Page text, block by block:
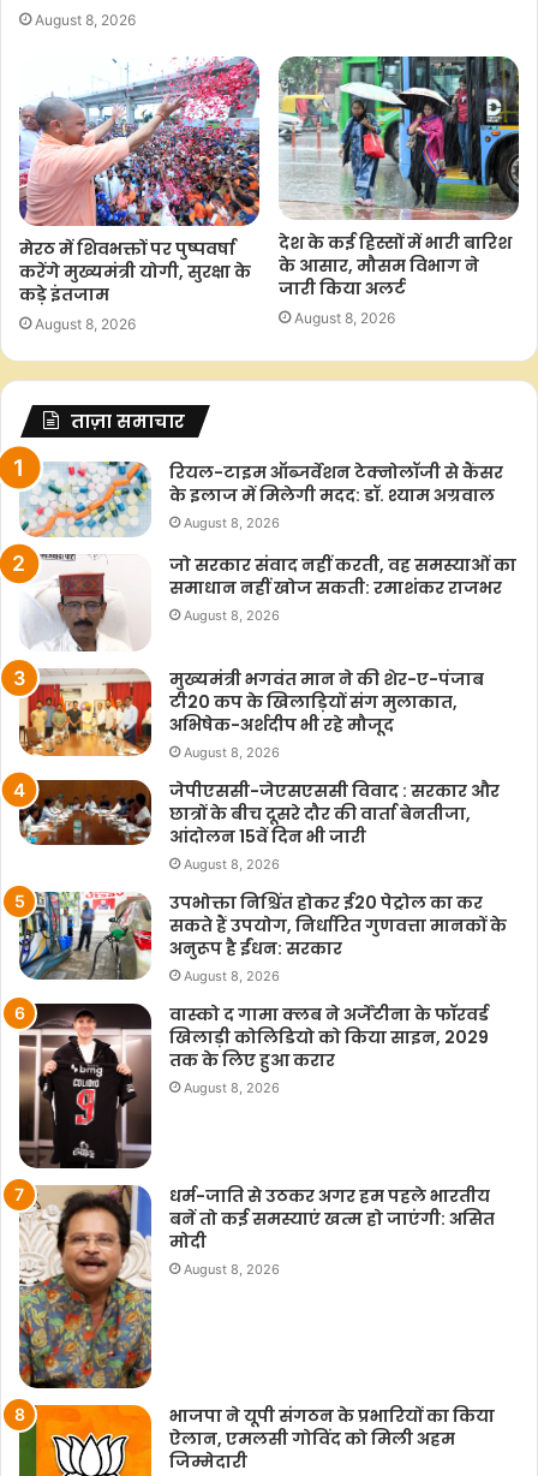
August 8, 2026
मेरठ में शिवभक्तों पर पुष्पवर्षा
करेंगे मुख्यमंत्री योगी, सुरक्षा के
कड़े इंतजाम
August 8, 2026
देश के कई हिस्सों में भारी बारिश
के आसार, मौसम विभाग ने
जारी किया अलर्ट
August 8, 2026
ताज़ा समाचार
रियल-टाइम ऑब्जर्वेशन टेक्नोलॉजी से कैंसर
के इलाज में मिलेगी मदद: डॉ. श्याम अग्रवाल
August 8, 2026
जो सरकार संवाद नहीं करती, वह समस्याओं का
समाधान नहीं खोज सकती: रमाशंकर राजभर
August 8, 2026
मुख्यमंत्री भगवंत मान ने की शेर-ए-पंजाब
टी20 कप के खिलाड़ियों संग मुलाकात,
अभिषेक-अर्शदीप भी रहे मौजूद
August 8, 2026
जेपीएससी-जेएसएससी विवाद : सरकार और
छात्रों के बीच दूसरे दौर की वार्ता बेनतीजा,
आंदोलन 15वें दिन भी जारी
August 8, 2026
उपभोक्ता निश्चिंत होकर ई20 पेट्रोल का कर
सकते हैं उपयोग, निर्धारित गुणवत्ता मानकों के
अनुरूप है ईंधन: सरकार
August 8, 2026
वास्को द गामा क्लब ने अर्जेंटीना के फॉरवर्ड
खिलाड़ी कोलिडियो को किया साइन, 2029
तक के लिए हुआ करार
August 8, 2026
धर्म-जाति से उठकर अगर हम पहले भारतीय
बनें तो कई समस्याएं खत्म हो जाएंगी: असित
मोदी
August 8, 2026
भाजपा ने यूपी संगठन के प्रभारियों का किया
ऐलान, एमलसी गोविंद को मिली अहम
जिम्मेदारी